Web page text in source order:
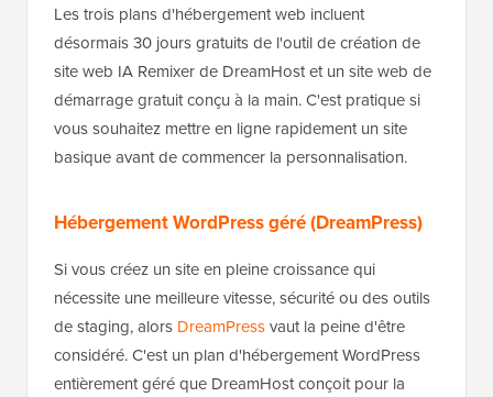
Les trois plans d'hébergement web incluent
désormais 30 jours gratuits de l'outil de création de
site web IA Remixer de DreamHost et un site web de
démarrage gratuit conçu à la main. C'est pratique si
vous souhaitez mettre en ligne rapidement un site
basique avant de commencer la personnalisation.
Hébergement WordPress géré (DreamPress)
Si vous créez un site en pleine croissance qui
nécessite une meilleure vitesse, sécurité ou des outils
de staging, alors DreamPressvaut la peine d'être
considéré. C'est un plan d'hébergement WordPress
entièrement géré que DreamHost conçoit pour la